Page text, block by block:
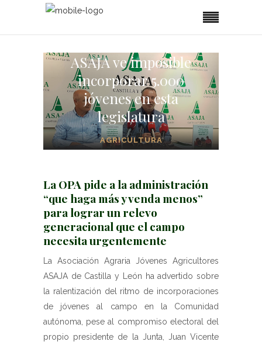
ASAJA ve imposible
incorporar 5.000
jóvenes en esta
legislatura
AGRICULTURA
La OPA pide a la administración
“que haga más y venda menos”
para lograr un relevo
generacional que el campo
necesita urgentemente
La Asociación Agraria Jóvenes Agricultores
ASAJA de Castilla y León ha advertido sobre
la ralentización del ritmo de incorporaciones
de jóvenes al campo en la Comunidad
autónoma, pese al compromiso electoral del
propio presidente de la Junta, Juan Vicente